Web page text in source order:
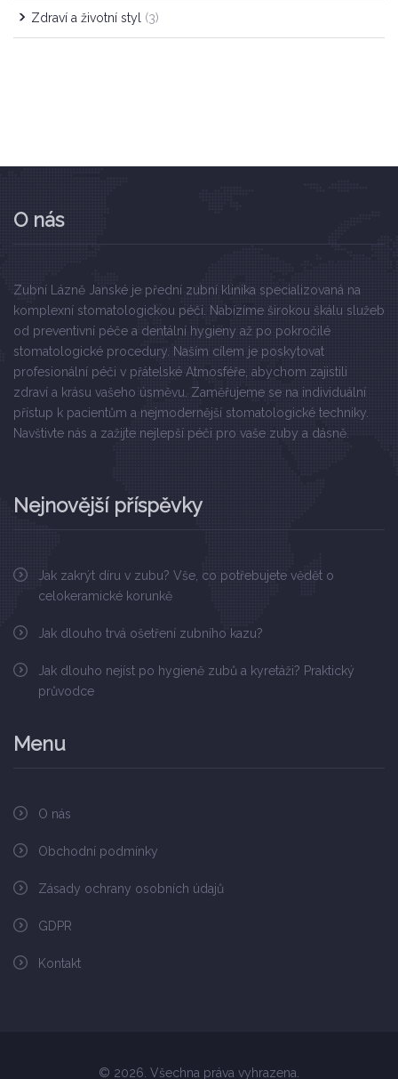
Zdraví a životní styl (3)
O nás
Zubní Lázně Janské je přední zubní klinika specializovaná na
komplexní stomatologickou péči. Nabízíme širokou škálu služeb
od preventivní péče a dentální hygieny až po pokročilé
stomatologické procedury. Naším cílem je poskytovat
profesionální péči v přátelské Atmosféře, abychom zajistili
zdraví a krásu vašeho úsměvu. Zaměřujeme se na individuální
přístup k pacientům a nejmodernější stomatologické techniky.
Navštivte nás a zažijte nejlepší péči pro vaše zuby a dásně.
Nejnovější příspěvky
Jak zakrýt díru v zubu? Vše, co potřebujete vědět o
celokeramické korunkě
Jak dlouho trvá ošetření zubního kazu?
Jak dlouho nejíst po hygieně zubů a kyretáži? Praktický
průvodce
Menu
O nás
Obchodní podmínky
Zásady ochrany osobních údajů
GDPR
Kontakt
© 2026. Všechna práva vyhrazena.